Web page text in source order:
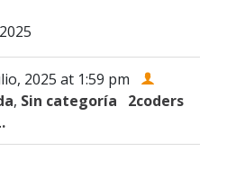
2025 at 1:59 pm
, Sin categoría
2coders